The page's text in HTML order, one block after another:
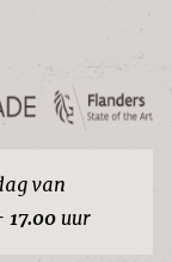
van
17.00uur